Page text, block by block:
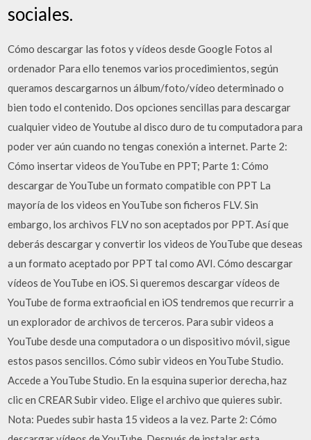
sociales.
Cómo descargar las fotos y vídeos desde Google Fotos al
ordenador Para ello tenemos varios procedimientos, según
queramos descargarnos un álbum/foto/vídeo determinado o
bien todo el contenido. Dos opciones sencillas para descargar
cualquier video de Youtube al disco duro de tu computadora para
poder ver aún cuando no tengas conexión a internet. Parte 2:
Cómo insertar videos de YouTube en PPT; Parte 1: Cómo
descargar de YouTube un formato compatible con PPT La
mayoría de los videos en YouTube son ficheros FLV. Sin
embargo, los archivos FLV no son aceptados por PPT. Así que
deberás descargar y convertir los videos de YouTube que deseas
a un formato aceptado por PPT tal como AVI. Cómo descargar
vídeos de YouTube en iOS. Si queremos descargar vídeos de
YouTube de forma extraoficial en iOS tendremos que recurrir a
un explorador de archivos de terceros. Para subir videos a
YouTube desde una computadora o un dispositivo móvil, sigue
estos pasos sencillos. Cómo subir videos en YouTube Studio.
Accede a YouTube Studio. En la esquina superior derecha, haz
clic en CREAR Subir video. Elige el archivo que quieres subir.
Nota: Puedes subir hasta 15 videos a la vez. Parte 2: Cómo